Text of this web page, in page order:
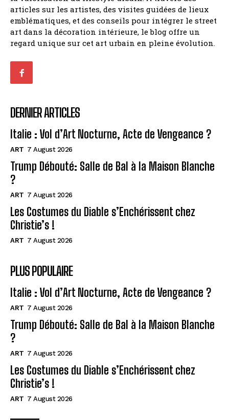
articles sur les artistes, des visites guidées de lieux
emblématiques, et des conseils pour intégrer le street
art dans la décoration intérieure, le blog offre un
regard unique sur cet art urbain en pleine évolution.
DERNIER ARTICLES
Italie : Vol d’Art Nocturne, Acte de Vengeance ?
ART 7 August 2026
Trump Débouté: Salle de Bal à la Maison Blanche
?
ART 7 August 2026
Les Costumes du Diable s’Enchérissent chez
Christie’s !
ART 7 August 2026
PLUS POPULAIRE
Italie : Vol d’Art Nocturne, Acte de Vengeance ?
ART 7 August 2026
Trump Débouté: Salle de Bal à la Maison Blanche
?
ART 7 August 2026
Les Costumes du Diable s’Enchérissent chez
Christie’s !
ART 7 August 2026